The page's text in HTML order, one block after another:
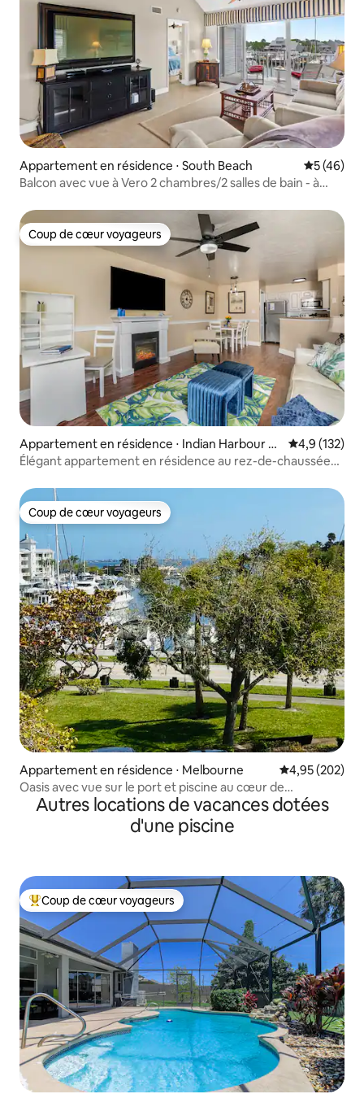
Appartement en résidence ⋅ South Beach
5 (46)
Balcon avec vue à Vero 2 chambres/2 salles de bain - à
Coup de cœur voyageurs
Coup de cœur voyageurs
Appartement en résidence ⋅ Indian Harbour B
each
Évaluation
4,9 (132)
Élégant appartement en résidence au rez-de-chaussée
Coup de cœur voyageurs
Coup de cœur voyageurs
Appartement en résidence ⋅ Melbourne Évaluation
4,95 (202)
Oasis avec vue sur le port et piscine au cœur de
Melbourne
Autres locations de vacances dotées
d'une piscine
Coups de cœur voyageurs les plus appréciés
Coup de cœur voyageurs